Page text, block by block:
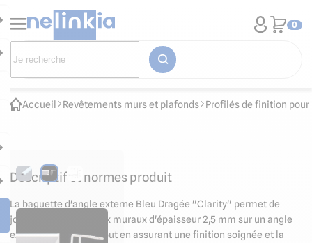
0
Accueil Revêtements murs et plafonds Profilés de finition
Descriptif et normes produit
La baguette d'angle externe Bleu Dragée "Clarity" permet de
joindre deux panneaux muraux d'épaisseur 2,5 mm sur un angle
extérieur ou sortant tout en assurant une finition soignée et la